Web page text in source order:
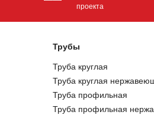
проекта
Трубы
Труба круглая
Труба круглая
Труба профильная
Труба профильная